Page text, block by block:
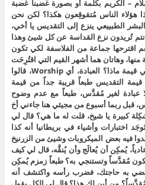
– الكريم بكلمة أو بصورة غضبنا غضبة
هؤلاء الناس مُتقوقِعون هكذا؟ لكن نحن
الطبييعي ينزع إلى التقديس يا أخي،
تُريدون نزع القداسة عن كل شيئ وهذا
اقترحها جماعة من الفلاسفة لكي تكون
منها، وهاتان هما أشهر القيم التي اقتُرِحَت
عدا القيم الثلاثة المُتفَق عليها، وهي قيمة ماذا؟ العبادة، أي Worship، قالوا
قيمة التقديس طبعاً قريبة جداً من قيمة
لا عبادة لغير مُقدَّس، طبعاً مع عدم وضوح
قبل ربما أسبوع من مجيئي هنا جاءني أخ
كبيرة يا شيخ، قلت له ما هي؟ قال لي
اختبارات وأشياء في بريطانيا أنه كذا
فيه بعض الميكروبات وشيئ من الزرنيخ
يُمكِن أن يُعالَج وأن يُنقَّه، قال لي كيف
مُقدَّساً وتستنجي به؟ طبعاً زمزم يُمكِن
به حاجتك، فضرب رأسه واكتشف أنه